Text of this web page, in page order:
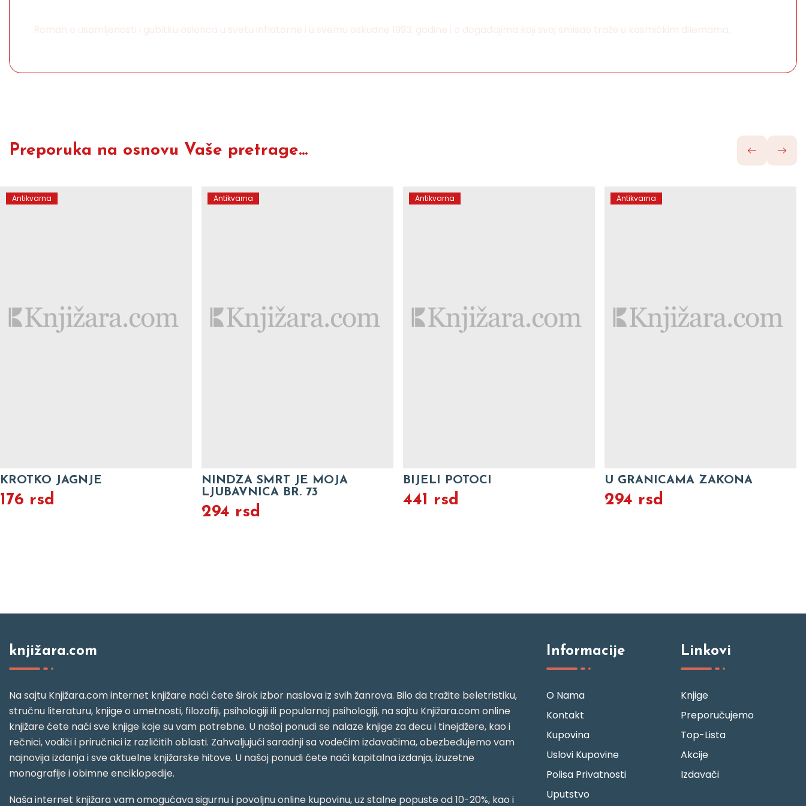
Roman o usamljenosti i gubitku oslonca u svetu inflatorne i u svemu oskudne 1993. godine i o događajima koji svoj smisao traže u kosmičkim dilemama.
Preporuka na osnovu Vaše pretrage...
Antikvarna
KROTKO JAGNJE
176 rsd
Antikvarna
NINDZA SMRT JE MOJA
LJUBAVNICA BR. 73
294 rsd
Antikvarna
BIJELI POTOCI
441 rsd
Antikvarna
U GRANICAMA ZAKONA
294 rsd
knjižara.com
Na sajtu Knjižara.com internet knjižare naći ćete širok izbor naslova iz svih žanrova. Bilo da tražite beletristiku,
stručnu literaturu, knjige o umetnosti, filozofiji, psihologiji ili popularnoj psihologiji, na sajtu Knjižara.com online
knjižare ćete naći sve knjige koje su vam potrebne. U našoj ponudi se nalaze knjige za decu i tinejdžere, kao i
rečnici, vodiči i priručnici iz različitih oblasti. Zahvaljujući saradnji sa vodećim izdavačima, obezbeđujemo vam
najnovija izdanja i sve aktuelne knjižarske hitove. U našoj ponudi ćete naći kapitalna izdanja, izuzetne
monografije i obimne enciklopedije.
Naša internet knjižara vam omogućava sigurnu i povoljnu online kupovinu, uz stalne popuste od 10-20%, kao i
Informacije
O Nama
Kontakt
Kupovina
Uslovi Kupovine
Polisa Privatnosti
Uputstvo
Linkovi
Knjige
Preporučujemo
Top-Lista
Akcije
Izdavači